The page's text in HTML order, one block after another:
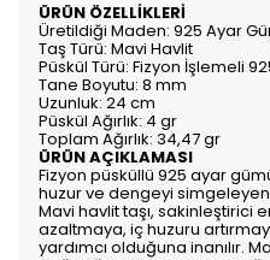
ÜRÜN ÖZELLİKLERİ
Üretildiği Maden: 925 Ayar
Taş Türü: Mavi Havlit
Püskül Türü: Fizyon İşlemeli
Tane Boyutu: 8 mm
Uzunluk: 24 cm
Püskül Ağırlık: 4 gr
Toplam Ağırlık: 34,47 gr
ÜRÜN AÇIKLAMASI
Fizyon püsküllü 925 ayar
huzur ve dengeyi
Mavi havlit taşı, sakinleştirici
azaltmaya, iç huzuru
yardımcı olduğuna inanılır.